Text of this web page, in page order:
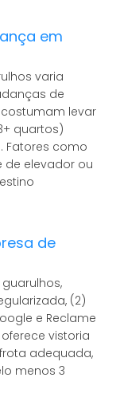
em
varia
de
levar
quartos)
Fatores como
elevador ou
de
(2)
e Reclame
vistoria
adequada,
menos 3